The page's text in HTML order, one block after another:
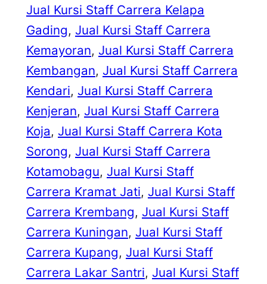
Jual Kursi Staff Carrera Kelapa
Gading, Jual Kursi Staff Carrera
Kemayoran, Jual Kursi Staff Carrera
Kembangan, Jual Kursi Staff Carrera
Kendari, Jual Kursi Staff Carrera
Kenjeran, Jual Kursi Staff Carrera
Koja, Jual Kursi Staff Carrera Kota
Sorong, Jual Kursi Staff Carrera
Kotamobagu, Jual Kursi Staff
Carrera Kramat Jati, Jual Kursi Staff
Carrera Krembang, Jual Kursi Staff
Carrera Kuningan, Jual Kursi Staff
Carrera Kupang, Jual Kursi Staff
Carrera Lakar Santri, Jual Kursi Staff